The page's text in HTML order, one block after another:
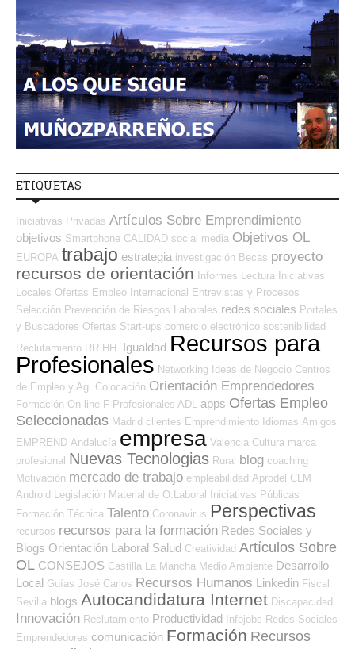
ETIQUETAS
Iniciativas Privadas Artículos Sobre Emprendimiento
objetivos Smartphone CALIDAD social media Objetivos OL
EUROPA trabajo estrategia investigación Becas proyecto
recursos de orientación Informes Lectura Iniciativas
Locales Ofertas Empleo Internacional Entrevistas y Procesos
Selección Prevención de Riesgos Laborales redes sociales Portales
y Buscadores Ofertas Start-ups comercio electrónico sostenibilidad
Reclutamiento RR.HH.
Igualdad Recursos para
Profesionales Networking Ideas de Negocio Centros
de Empleo y Ag. Colocación Orientación Emprendedores
Formación On-line F Profesionales ADL apps Ofertas Empleo
Seleccionadas Madrid clientes Emprendimiento Idiomas Amigos
EMPREND Andalucía empresa Valencia Cultura marca
profesional Nuevas Tecnologias Rural blog coaching
Motivación mercado de trabajo empleabilidad Aprodel CLM
Android Legislación Material de O.Laboral Iniciativas Públicas
Formación Técnica Talento Coronavirus Perspectivas
recursos recursos para la formación Redes Sociales y
Blogs Orientación Laboral Salud Creatividad Artículos Sobre
OL CONSEJOS Castilla La Mancha Medio Ambiente Desarrollo
Local Guías José Carlos Recursos Humanos Linkedin Fiscal
Sevilla blogs Autocandidatura Internet Discapacidad
Innovación Reclutamiento Productividad Infojobs Redes Sociales
Emprendedores comunicación Formación Recursos